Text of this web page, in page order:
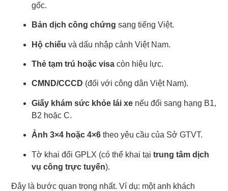
gốc.
Bản dịch công chứng sang tiếng Việt.
Hộ chiếu và dấu nhập cảnh Việt Nam.
Thẻ tạm trú hoặc visa còn hiệu lực.
CMND/CCCD (đối với công dân Việt Nam).
Giấy khám sức khỏe lái xe nếu đổi sang hạng B1,
B2 hoặc C.
Ảnh 3×4 hoặc 4×6 theo yêu cầu của Sở GTVT.
Tờ khai đổi GPLX (có thể khai tại trung tâm dịch
vụ công trực tuyến).
Đây là bước quan trọng nhất. Ví dụ: một anh khách